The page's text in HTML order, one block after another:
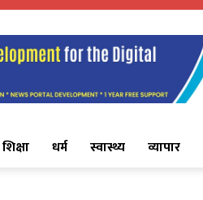
शिक्षा धर्म स्वास्थ्य व्यापार